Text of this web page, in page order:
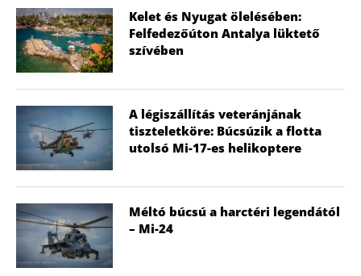
Kelet és Nyugat ölelésében:
Felfedezőúton Antalya lüktető
szívében
A légiszállítás veteránjának
tiszteletköre: Búcsúzik a flotta
utolsó Mi-17-es helikoptere
Méltó búcsú a harctéri legendától
– Mi-24